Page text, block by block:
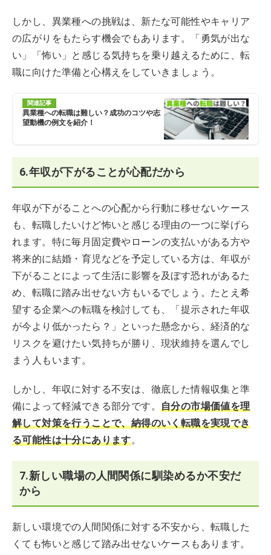
しかし、異業種への挑戦は、新たな可能性やキャリア
の広がりをもたらす機会でもあります。「勇気が出な
い」「怖い」と感じる気持ちを乗り越えるために、転
職に向けた準備と心構えをしていきましょう。
関連記事
異業種への転職は難しい？成功のコツや志
望動機の例文を紹介！
6.年収が下がることが心配だから
年収が下がることへの心配から行動に移せないケース
も、転職したいけど怖いと感じる理由の一つに挙げら
れます。特に毎月固定費やローンの支払いがある方や
将来的に結婚・育児などを予定している方は、年収が
下がることによって生活に影響を及ぼす恐れがあるた
め、転職に踏み出せない方もいるでしょう。たとえ希
望する企業への転職を検討しても、「提示された年収
が今より低かったら？」といった懸念から、経済的な
リスクを避けたい気持ちが勝り、現状維持を選んでし
まう人もいます。
しかし、年収に対する不安は、徹底した情報収集と準
備によって軽減できる部分です。 自分の市場価値を理
解して対策を行うことで、納得のいく転職を実現でき
る可能性は十分にあります。
7.新しい職場の人間関係に馴染めるか不安だ
から
新しい環境での人間関係に対する不安から、転職した
くても怖いと感じて踏み出せないケースもあります。